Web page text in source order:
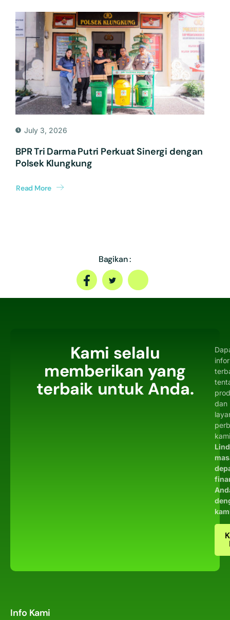
July 3, 2026
BPR Tri Darma Putri Perkuat Sinergi dengan
Polsek Klungkung
Read More
Bagikan :
Kami selalu
memberikan yang
terbaik untuk Anda.
dan
Info Kami